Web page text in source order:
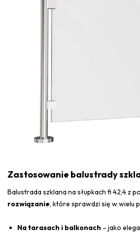
Zastosowanie balustrady
Balustrada szklana na słupkach fi 42,4 z
rozwiązanie, które sprawdzi się w wielu
Na tarasach i balkonach – jako